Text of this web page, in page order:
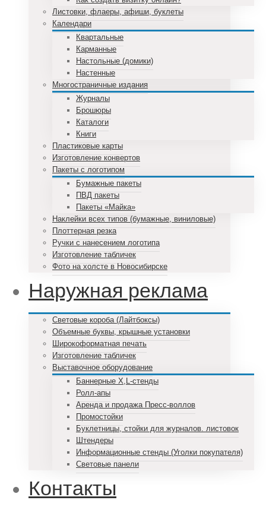
Листовки, флаеры, афиши, буклеты
Календари
Квартальные
Карманные
Настольные (домики)
Настенные
Многостраничные издания
Журналы
Брошюры
Каталоги
Книги
Пластиковые карты
Изготовление конвертов
Пакеты с логотипом
Бумажные пакеты
ПВД пакеты
Пакеты «Майка»
Наклейки всех типов (бумажные, виниловые)
Плоттерная резка
Ручки с нанесением логотипа
Изготовление табличек
Фото на холсте в Новосибирске
Наружная реклама
Световые короба (Лайтбоксы)
Объемные буквы, крышные установки
Широкоформатная печать
Изготовление табличек
Выставочное оборудование
Баннерные X,L-стенды
Ролл-апы
Аренда и продажа Пресс-воллов
Промостойки
Буклетницы, стойки для журналов. листовок
Штендеры
Информационные стенды (Уголки покупателя)
Световые панели
Контакты